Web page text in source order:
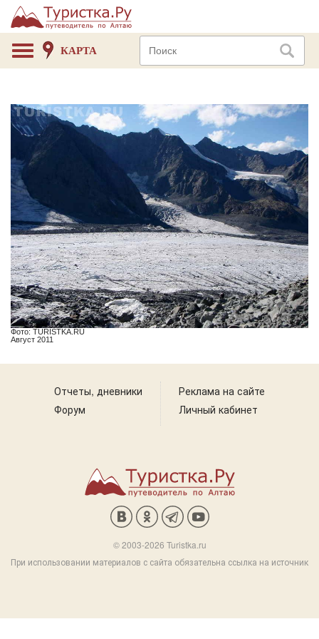
КАРТА
Фото: TURISTKA.RU
Август 2011
Отчеты, дневники
Форум
Реклама на сайте
Личный кабинет
© 2003-2026 Turistka.ru
При использовании материалов с сайта обязательна ссылка на источник